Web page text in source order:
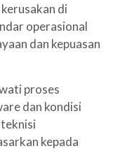
di
operasional
dan kepuasan
proses
dan kondisi
kepada